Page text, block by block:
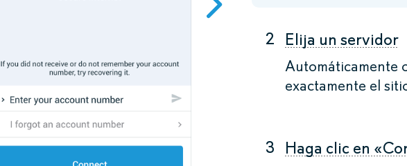
2 Elija un servidor
Automáticamente
exactamente el
3 Haga clic en